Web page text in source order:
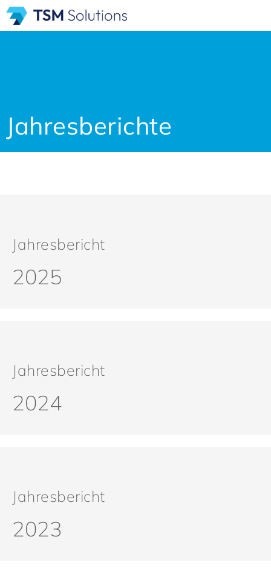
Jahresberichte
Jahresbericht
2025
Jahresbericht
2024
Jahresbericht
2023